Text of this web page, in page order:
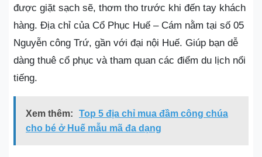
được giặt sạch sẽ, thơm tho trước khi đến tay khách
hàng. Địa chỉ của Cổ Phục Huế – Cám nằm tại số 05
Nguyễn công Trứ, gần với đại nội Huế. Giúp bạn dễ
dàng thuê cổ phục và tham quan các điểm du lịch nổi
tiếng.
Xem thêm:
Top 5 địa chỉ mua đầm công chúa
cho bé ở Huế mẫu mã đa dạng